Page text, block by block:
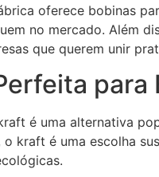
oferece bobinas
no mercado. Além
que querem unir
é uma alternativa
kraft é uma escolha